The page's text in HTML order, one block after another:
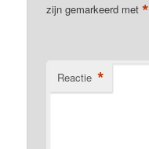
zijn gemarkeerd met*
Reactie *